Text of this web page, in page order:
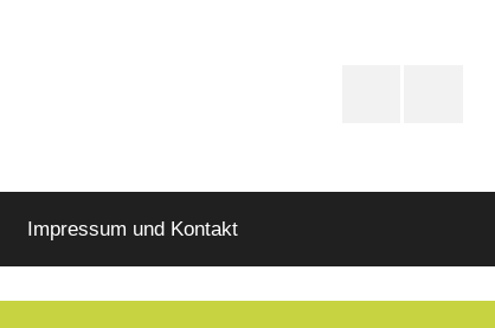
Impressum und Kontakt